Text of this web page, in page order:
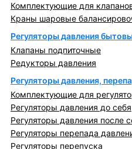
Комплектующие для
Краны шаровые
Регуляторы давления
Клапаны подпиточные
Редукторы давления
Регуляторы давления,
Комплектующие для
Регуляторы давления до себя
Регуляторы давления после
Регуляторы перепада
Регуляторы перепуска